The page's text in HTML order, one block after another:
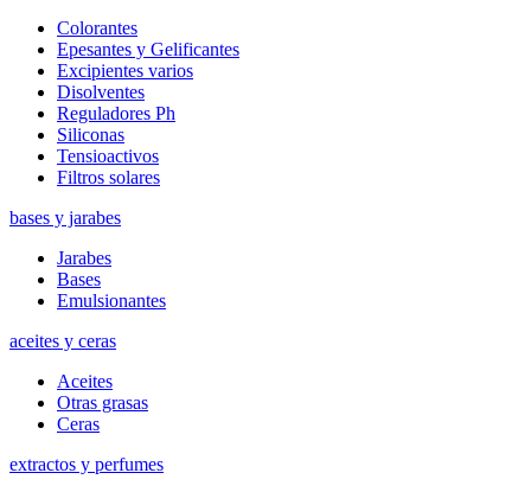
Colorantes
Epesantes y Gelificantes
Excipientes varios
Disolventes
Reguladores Ph
Siliconas
Tensioactivos
Filtros solares
bases y jarabes
Jarabes
Bases
Emulsionantes
aceites y ceras
Aceites
Otras grasas
Ceras
extractos y perfumes